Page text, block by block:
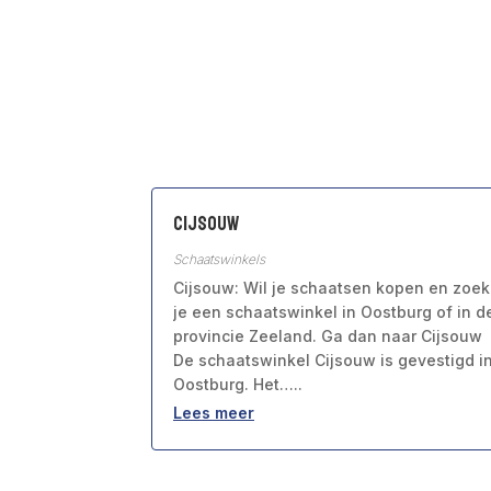
Cijsouw
Schaatswinkels
Cijsouw: Wil je schaatsen kopen en zoek
je een schaatswinkel in Oostburg of in
provincie Zeeland. Ga dan naar Cijsouw
De schaatswinkel Cijsouw is gevestigd
Oostburg. Het…..
Lees meer